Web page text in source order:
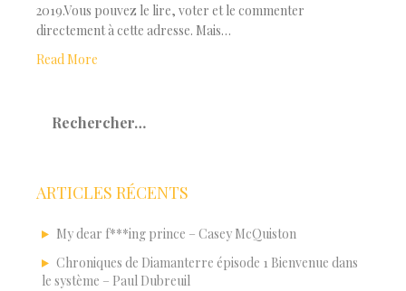
2019.Vous pouvez le lire, voter et le commenter
directement à cette adresse. Mais…
Read More
ARTICLES RÉCENTS
My dear f***ing prince – Casey McQuiston
Chroniques de Diamanterre épisode 1 Bienvenue dans
le système – Paul Dubreuil